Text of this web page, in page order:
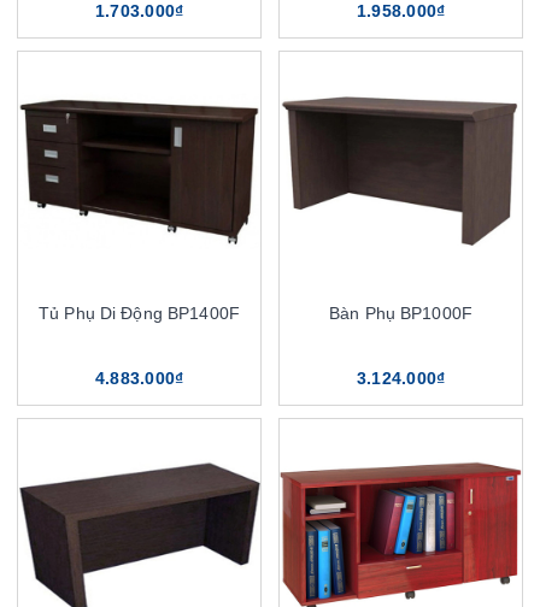
1.703.000₫
1.958.000₫
Tủ Phụ Di Động BP1400F
4.883.000₫
Bàn Phụ BP1000F
3.124.000₫